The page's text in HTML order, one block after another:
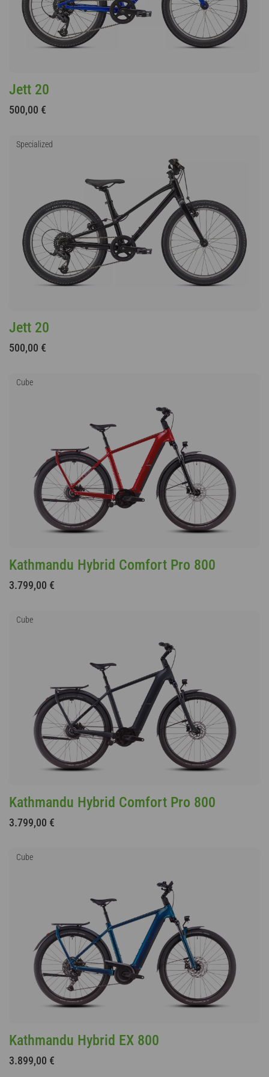
Jett 20
500,00 €
Jett 20
Specialized
500,00 €
Kathmandu Hybrid Comfort Pro 800
Cube
3.799,00 €
Kathmandu Hybrid Comfort Pro 800
Cube
3.799,00 €
Kathmandu Hybrid EX 800
Cube
3.899,00 €